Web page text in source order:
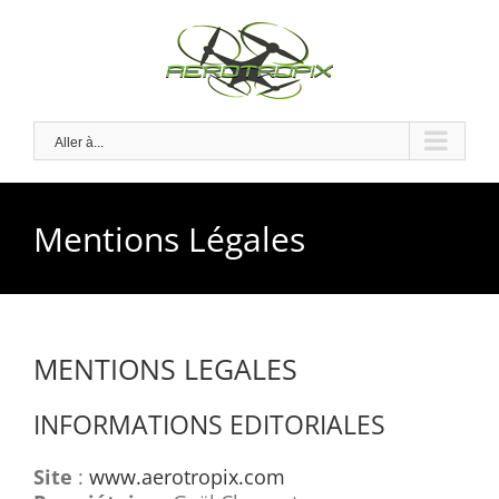
Aller à...
Mentions Légales
MENTIONS LEGALES
INFORMATIONS EDITORIALES
Site : www.aerotropix.com